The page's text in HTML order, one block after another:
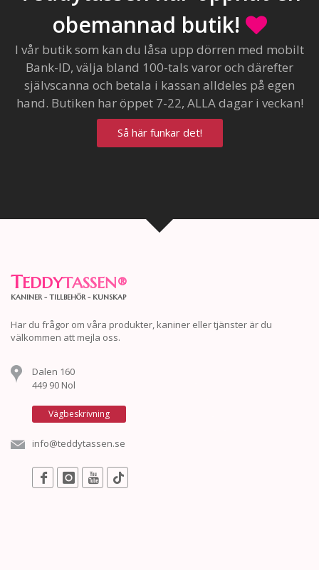
obemannad butik!
I vår butik som kan du låsa upp dörren med mobilt
Bank-ID, välja bland 100-tals varor och därefter
självscanna och betala i kassan alldeles på egen
hand. Butiken har öppet 7-22, ALLA dagar i veckan!
Så här funkar det!
TEDDYTASSEN®
KANINER - TILLBEHÖR - KUNSKAP
Har du frågor om våra produkter, kaniner eller tjänster är du
välkommen att mejla oss.
Dalen 160
449 90 Nol
Vägbeskrivning
info@teddytassen.se